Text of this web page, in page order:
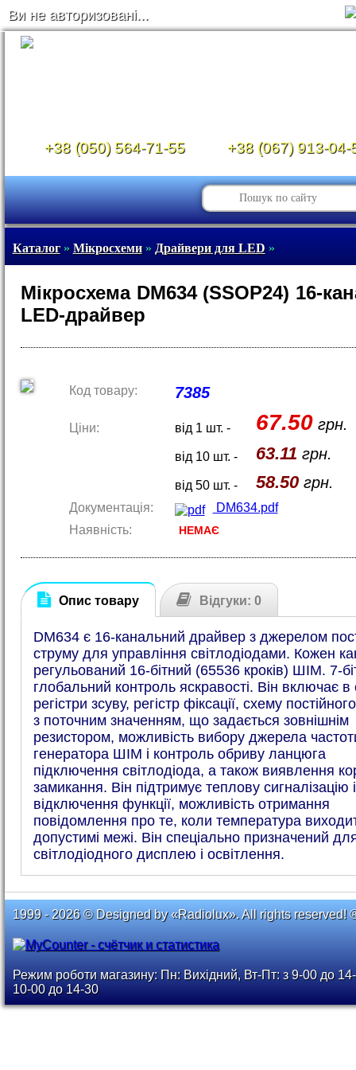
Ви не авторизовані...
+38 (050) 564-71-55 +38 (067) 913-04-
Каталог» Мікросхеми» Драйвери для LED»
Мікросхема DM634 (SSOP24) 16-
LED-драйвер
Код товару: 7385
Ціни: від 1 шт. - 67.50грн.
від 10 шт. - 63.11 грн.
від 50 шт. - 58.50грн.
Документація:
DM634.pdf
Наявність:
НЕМАЄ
Опис товару Відгуки: 0
DM634 є 16-канальний драйвер з джерелом
струму для управління світлодіодами. Кожен
регульований 16-бітний (65536 кроків) ШІМ. 7-
глобальний контроль яскравості. Він включає в
регістри зсуву, регістр фіксації, схему
з поточним значенням, що задається зовнішнім
резистором, можливість вибору джерела
генератора ШІМ і контроль обриву ланцюга
підключення світлодіода, а також виявлення
замикання. Він підтримує теплову сигналізацію і
відключення функції, можливість отримання
повідомлення про те, коли температура
допустимі межі. Він спеціально призначений
світлодіодного дисплею і освітлення.
1999 - 2026 © Designed by «Radiolux». All rights reserved!
Режим роботи магазину: Пн: Вихідний, Вт-Пт: з 9-00 до
10-00 до 14-30